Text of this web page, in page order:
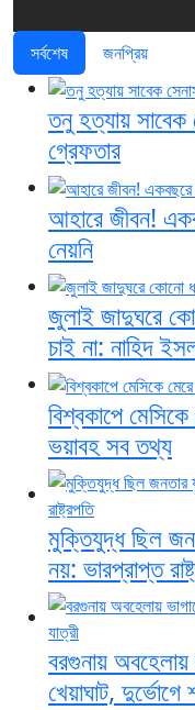
সর্বশেষ জনপ্রিয়
তনু হত্যায় সাবেক
গ্রেফতার
আহারে জীবন!
নেয়নি
জুলাই জাদুঘরে
চাই না: নাহিদ
বিশ্বকাপে
ভয়াবহ সব তথ্য
মুক্তিযুদ্ধ ছিল
নয়: ভারপ্রাপ্ত
বরগুনায় অবহেলায়
খেয়াঘাট,